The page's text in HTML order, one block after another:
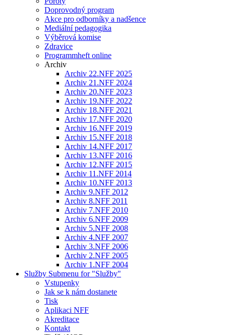
Doprovodný program
Akce pro odborníky a nadšence
Mediální pedagogika
Výběrová komise
Zdravice
Programmheft online
Archiv
Archiv 22.NFF 2025
Archiv 21.NFF 2024
Archiv 20.NFF 2023
Archiv 19.NFF 2022
Archiv 18.NFF 2021
Archiv 17.NFF 2020
Archiv 16.NFF 2019
Archiv 15.NFF 2018
Archiv 14.NFF 2017
Archiv 13.NFF 2016
Archiv 12.NFF 2015
Archiv 11.NFF 2014
Archiv 10.NFF 2013
Archiv 9.NFF 2012
Archiv 8.NFF 2011
Archiv 7.NFF 2010
Archiv 6.NFF 2009
Archiv 5.NFF 2008
Archiv 4.NFF 2007
Archiv 3.NFF 2006
Archiv 2.NFF 2005
Archiv 1.NFF 2004
Služby Submenu for "Služby"
Vstupenky
Jak se k nám dostanete
Tisk
Aplikaci NFF
Akreditace
Kontakt